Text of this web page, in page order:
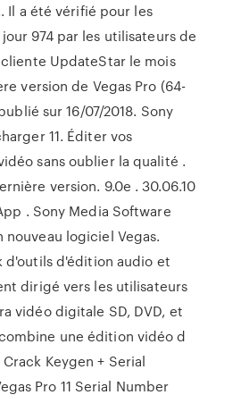
Il a été vérifié pour les
974 par les utilisateurs de
UpdateStar le mois
version de Vegas Pro (64-
sur 16/07/2018. Sony
11. Éditer vos
sans oublier la qualité .
version. 9.0e . 30.06.10
. Sony Media Software
nouveau logiciel Vegas.
d'outils d'édition audio et
dirigé vers les utilisateurs
vidéo digitale SD, DVD, et
une édition vidéo d
Crack Keygen + Serial
Pro 11 Serial Number